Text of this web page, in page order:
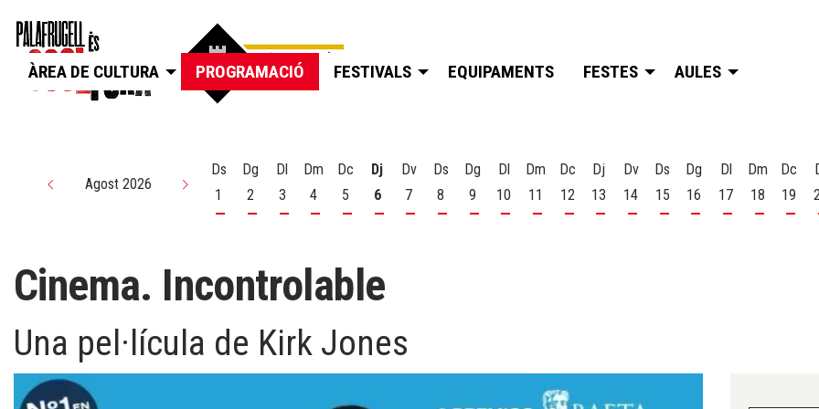
ÀREA DE CULTURA PROGRAMACIÓ FESTIVALS EQUIPAMENTS FESTES AULES
Agost 2026
Ds
1
Dissabte 1 d'agost
Dg
2
Diumenge 2 d'agost
Dl
3
Dilluns 3 d'agost
Dm
4
Dimarts 4 d'agost
Dc
5
Dimecres 5 d'agost
Dj
6
Dijous 6 d'agost
Dv
7
Divendres 7 d'agost
Ds
8
Dissabte 8 d'agost
Dg
9
Diumenge 9 d'agost
Dl
10
Dilluns 10 d'agost
Dm
11
Dimarts 11 d'agost
Dc
12
Dimecres 12 d'agost
Dj
13
Dijous 13 d'agost
Dv
14
Divendres 14 d'agost
Ds
15
Dissabte 15 d'agost
Dg
16
Diumenge 16 d'agost
Dl
17
Dilluns 17
Dm
18
Dimarts
Dc
19
Cinema. Incontrolable
Una pel·lícula de Kirk Jones